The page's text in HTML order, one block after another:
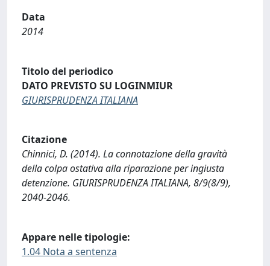
Data
2014
Titolo del periodico
DATO PREVISTO SU LOGINMIUR
GIURISPRUDENZA ITALIANA
Citazione
Chinnici, D. (2014). La connotazione della gravità
della colpa ostativa alla riparazione per ingiusta
detenzione. GIURISPRUDENZA ITALIANA, 8/9(8/9),
2040-2046.
Appare nelle tipologie:
1.04 Nota a sentenza